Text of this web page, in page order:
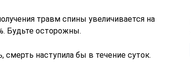
травм спины увеличивается на
Будьте осторожны.
смерть наступила бы в течение суток.